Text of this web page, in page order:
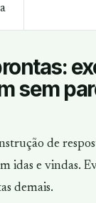
sem
de
idas e vindas.
demais.